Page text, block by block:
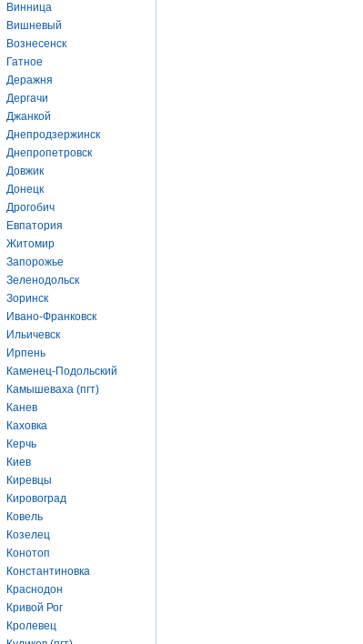
Винница
Вишневый
Вознесенск
Гатное
Деражня
Дергачи
Джанкой
Днепродзержинск
Днепропетровск
Довжик
Донецк
Дрогобич
Евпатория
Житомир
Запорожье
Зеленодольск
Зоринск
Ивано-Франковск
Ильичевск
Ирпень
Каменец-Подольский
Камышеваха (пгт)
Канев
Каховка
Керчь
Киев
Киревцы
Кировоград
Ковель
Козелец
Конотоп
Константиновка
Краснодон
Кривой Рог
Кролевец